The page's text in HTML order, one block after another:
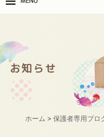
職
施 設紹介
お知らせ
ホーム > 保護者専用ブロ